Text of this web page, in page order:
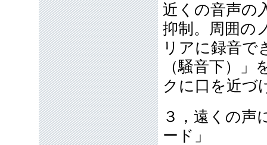
近くの音声の
抑制。周囲の
リアに録音で
（騒音下）
クに口を近づ
３，遠くの声
ード」